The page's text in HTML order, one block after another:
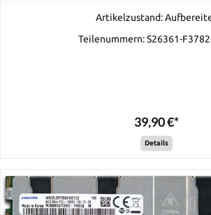
Artikelzustand:
Teilenummern: S26361-
39,90 €*
Details